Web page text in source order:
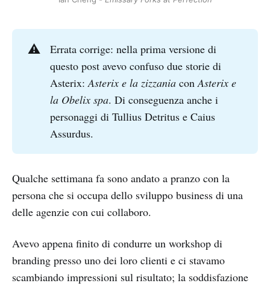
⚠️
Errata corrige: nella prima versione di
questo post avevo confuso due storie di
Asterix:Asterix e la zizzania conAsterix e
la Obelix spa. Di conseguenza anche i
personaggi di Tullius Detritus e Caius
Assurdus.
Qualche settimana fa sono andato a pranzo con la
persona che si occupa dello sviluppo business di una
delle agenzie con cui collaboro.
Avevo appena finito di condurre un workshop di
branding presso uno dei loro clienti e ci stavamo
scambiando impressioni sul risultato; la soddisfazione